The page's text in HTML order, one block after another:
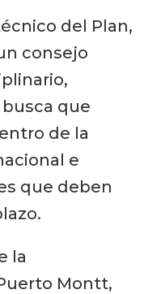
del Plan,
consejo
que
de la
e
que deben
la
Montt,